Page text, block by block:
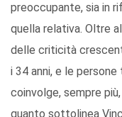
preoccupante, sia in
quella relativa. Oltre
delle criticità
i 34 anni, e le
coinvolge, sempre
quanto sottolinea